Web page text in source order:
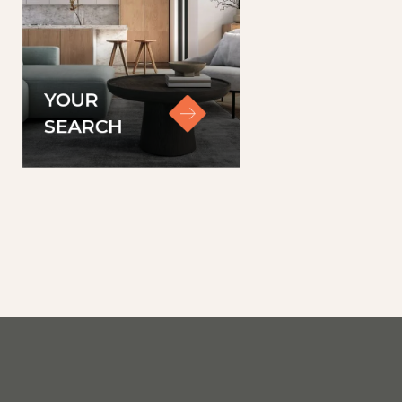
huur en de totale huur
kredietwaardigheid
YOUR
SEARCH